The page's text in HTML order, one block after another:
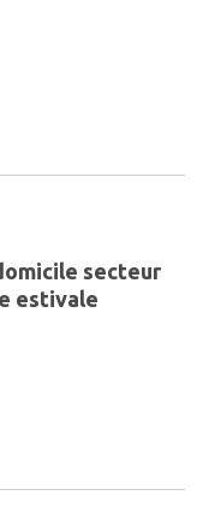
secteur
estivale